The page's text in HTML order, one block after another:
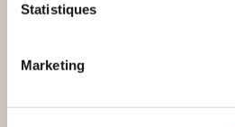
Statistiques
Marketing
Autobiographie